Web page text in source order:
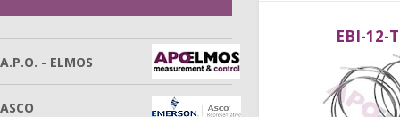
EBI-12-
A.P.O. - ELMOS
ASCO